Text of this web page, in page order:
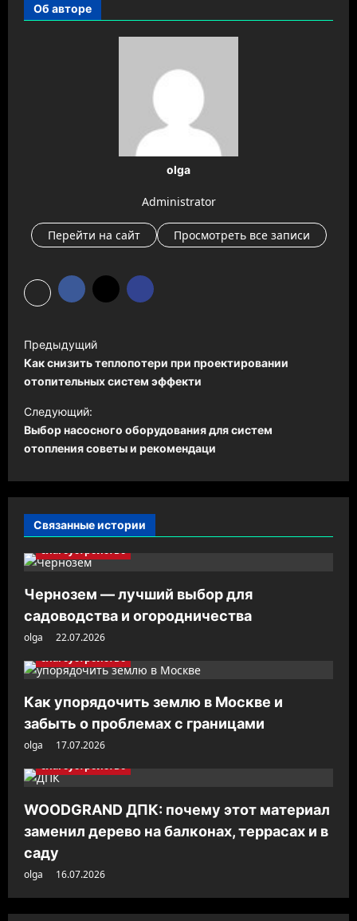
Об авторе
olga
Administrator
Перейти на сайт Просмотреть все записи
Н
а
в
и
г
а
ц
я
з
и
с
Предыдущий
Как снизить теплопотери при проектировании
отопительных систем эффекти
Следующий:
Выбор насосного оборудования для систем
отопления советы и рекомендаци
Связанные истории
благоустройство
Чернозем — лучший выбор для
садоводства и огородничества
olga
22.07.2026
благоустройство
Как упорядочить землю в Москве и
забыть о проблемах с границами
olga
17.07.2026
благоустройство
WOODGRAND ДПК: почему этот материал
заменил дерево на балконах, террасах и в
саду
olga 16.07.2026